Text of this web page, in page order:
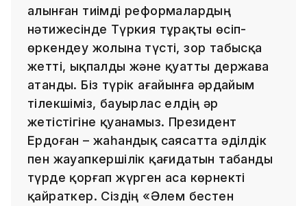
алынған тиімді реформалардың
нәтижесінде Түркия тұрақты өсіп-
өркендеу жолына түсті, зор табысқа
жетті, ықпалды және қуатты держава
атанды. Біз түрік ағайынға әрдайым
тілекшіміз, бауырлас елдің әр
жетістігіне қуанамыз. Президент
Ердоған – жаһандық саясатта әділдік
пен жауапкершілік қағидатын табанды
түрде қорғап жүрген аса көрнекті
қайраткер. Сіздің «Әлем бестен